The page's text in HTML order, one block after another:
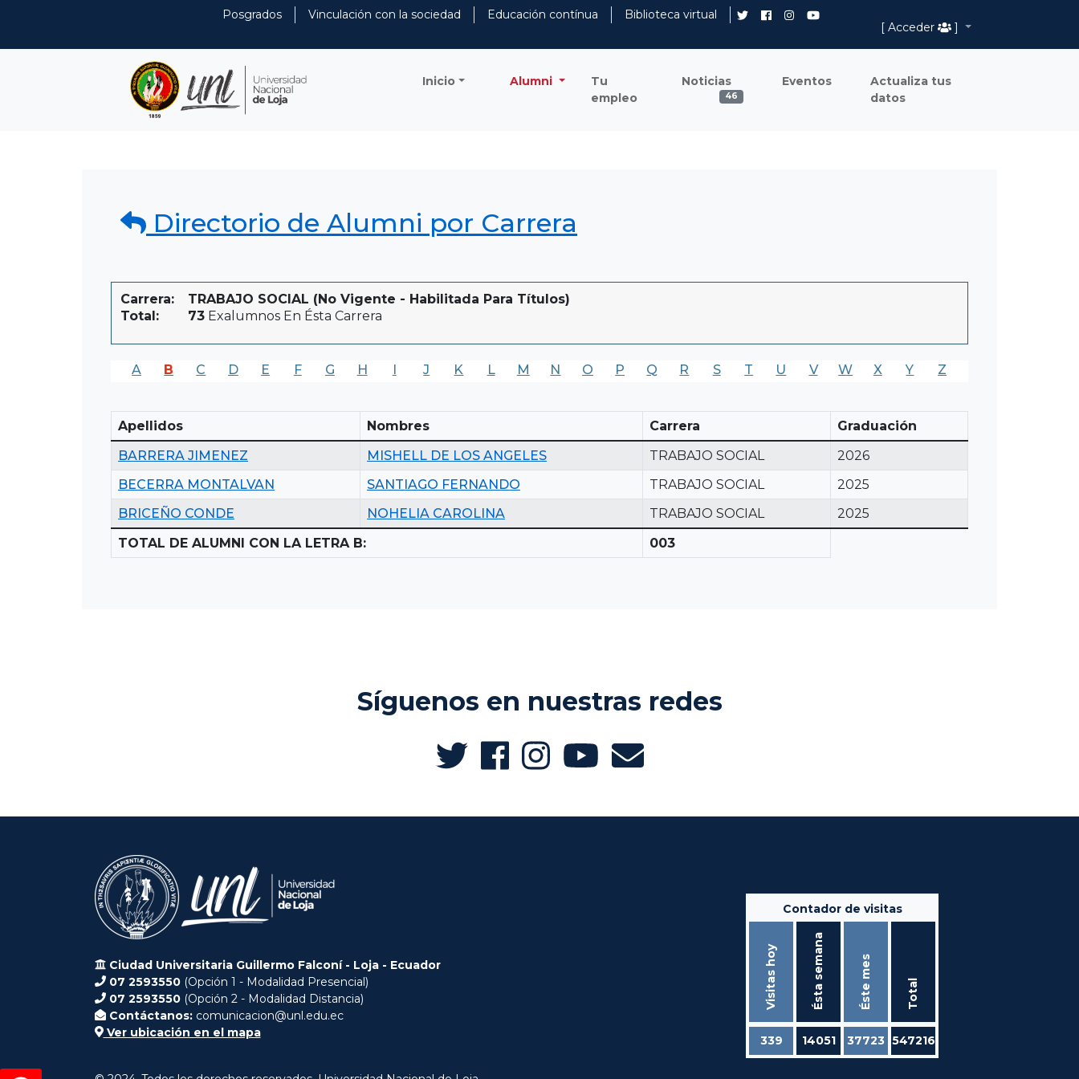
Posgrados Vinculación con la sociedad Educación contínua
Biblioteca virtual
[ Acceder
]
Inicio Alumni
Tu
empleo
Noticias
46
Eventos
Actualiza tus
datos
Directorio de Alumni por Carrera
Carrera:
TRABAJO SOCIAL (No Vigente - Habilitada Para Títulos)
Total:
73 Exalumnos En Ésta Carrera
A B C D E F G H I J K L M N O P Q R S T U V W X Y Z
Apellidos Nombres Carrera
Graduación
BARRERA JIMENEZ
MISHELL DE LOS ANGELES TRABAJO SOCIAL
2026
BECERRA MONTALVAN
SANTIAGO FERNANDO TRABAJO SOCIAL
2025
BRICEÑO CONDE
NOHELIA CAROLINA TRABAJO SOCIAL
2025
TOTAL DE ALUMNI CON LA LETRA B:
003
Síguenos en nuestras redes
Ciudad Universitaria Guillermo Falconí - Loja - Ecuador
07 2593550 (Opción 1 - Modalidad Presencial)
07 2593550 (Opción 2 - Modalidad Distancia)
Contáctanos: comunicacion@unl.edu.ec
Ver ubicación en el mapa
Contador de visitas
Visitas hoy Ésta semana Éste mes Total
339 14051 37723 547216